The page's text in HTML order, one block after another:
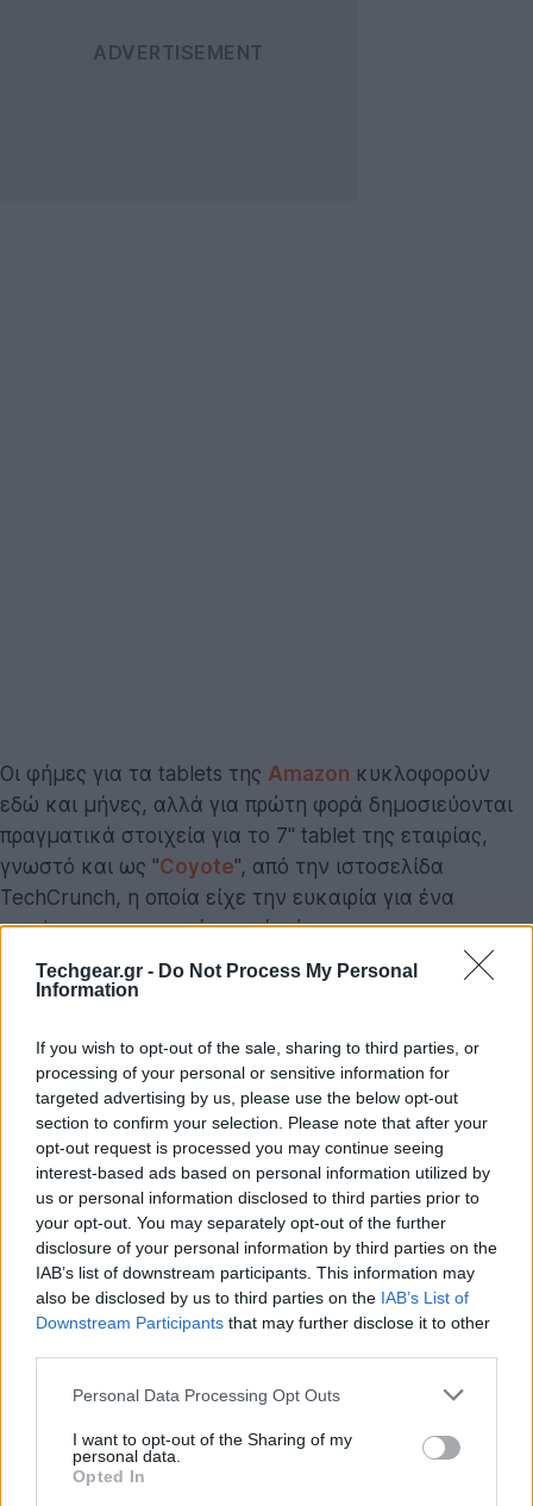
Techgear.gr - Do Not Process My Personal
Information
If you wish to opt-out of the sale, sharing to third parties, or
processing of your personal or sensitive information for
targeted advertising by us, please use the below opt-out
section to confirm your selection. Please note that after your
opt-out request is processed you may continue seeing
interest-based ads based on personal information utilized by
us or personal information disclosed to third parties prior to
your opt-out. You may separately opt-out of the further
disclosure of your personal information by third parties on the
IAB’s list of downstream participants. This information may
also be disclosed by us to third parties on the IAB’s List of
Downstream Participants that may further disclose it to other
Please note that this website/app uses one or more Google
not limited to your visit or usage behaviour. You may click to
grant or deny consent to Google and its third-party tags to
use your data for below specified purposes in below Google
Personal Data Processing Opt Outs
I want to opt-out of the Sharing of my
personal data.
Opted In
Οι φήμες για τα tablets της Amazon κυκλοφορούν
εδώ και μήνες, αλλά για πρώτη φορά δημοσιεύονται
πραγματικά στοιχεία για το 7'' tablet της εταιρίας,
γνωστό και ως "Coyote", από την ιστοσελίδα
TechCrunch, η οποία είχε την ευκαιρία για ένα
preview της συσκευής χωρίς, όμως, να της
επιτρέπεται η δημοσίευση εικόνων.
Σύμφωνα με τα λεγόμενα του αρθρογράφου MG
Siegler, το "Coyote" θα ονομάζεται απλάAmazon
και μοιάζει εμφανισιακά με το
BlackBerry
PlayBook
. Η οθόνη του είναι capacitive touchscreen 7''
full color backlit, με υποστήριξη χειρονομιών μόνο 2
σημείων, ενώ απουσιάζει η τεχνολογία E-Ink που